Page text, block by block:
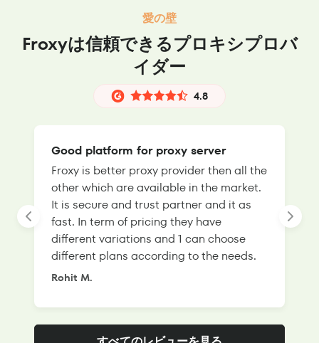
愛の壁
Froxyは信頼できるプロキシプロバ
イダー
4.8
Good platform for proxy server
Froxy is better proxy provider then all the
other which are available in the market.
It is secure and trust partner and it as
fast. In term of pricing they have
different variations and 1 can choose
different plans according to the needs.
Rohit M.